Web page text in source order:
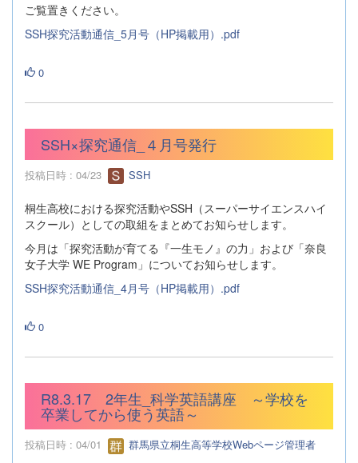
ご覧置きください。
SSH探究活動通信_5月号（HP掲載用）.pdf
0
SSH×探究通信_４月号発行
投稿日時 : 04/23 SSH
桐生高校における探究活動やSSH（スーパーサイエンスハイ
スクール）としての取組をまとめてお知らせします。
今月は「探究活動が育てる『一生モノ』の力」および「奈良
女子大学 WE Program」についてお知らせします。
SSH探究活動通信_4月号（HP掲載用）.pdf
0
R8.3.17 2年生_科学英語講座 ～学校を
卒業してから使う英語～
投稿日時 : 04/01 群馬県立桐生高等学校Webページ管理者